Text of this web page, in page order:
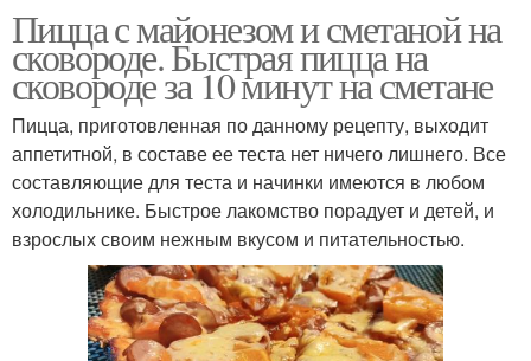
Пицца с майонезом и сметаной на
сковороде. Быстрая пицца на
сковороде за 10 минут на сметане
Пицца, приготовленная по данному рецепту, выходит
аппетитной, в составе ее теста нет ничего лишнего. Все
составляющие для теста и начинки имеются в любом
холодильнике. Быстрое лакомство порадует и детей, и
взрослых своим нежным вкусом и питательностью.